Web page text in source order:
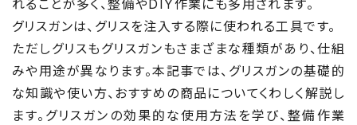
ノズルの種類
グリスの種類
リチウムグリス
モリブデングリス
シャーシグリス
シリコングリス
れることが多く、整備やDIY作業にも多用されます。
グリスガンは、グリスを注入する際に使われる工具です。
ただしグリスもグリスガンもさまざまな種類があり、仕組
みや用途が異なります。本記事では、グリスガンの基礎的
な知識や使い方、おすすめの商品についてくわしく解説し
ます。グリスガンの効果的な使用方法を学び、整備作業